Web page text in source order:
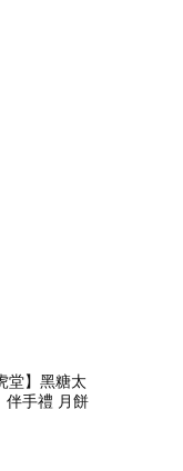
堂】黑糖太
伴手禮 月餅